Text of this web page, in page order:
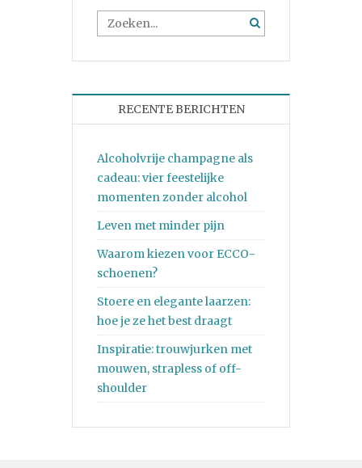
RECENTE BERICHTEN
Alcoholvrije champagne als
cadeau: vier feestelijke
momenten zonder alcohol
Leven met minder pijn
Waarom kiezen voor ECCO-
schoenen?
Stoere en elegante laarzen:
hoe je ze het best draagt
Inspiratie: trouwjurken met
mouwen, strapless of off-
shoulder